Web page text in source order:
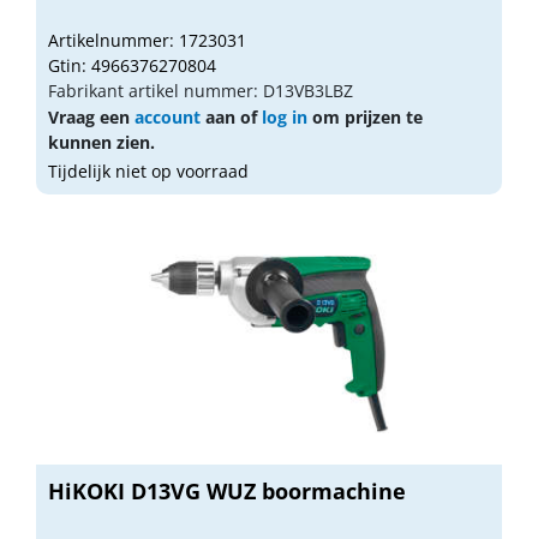
Artikelnummer: 1723031
Gtin: 4966376270804
Fabrikant artikel nummer: D13VB3LBZ
Vraag een account aan of log in om prijzen te
kunnen zien.
Tijdelijk niet op voorraad
HiKOKI D13VG WUZ boormachine